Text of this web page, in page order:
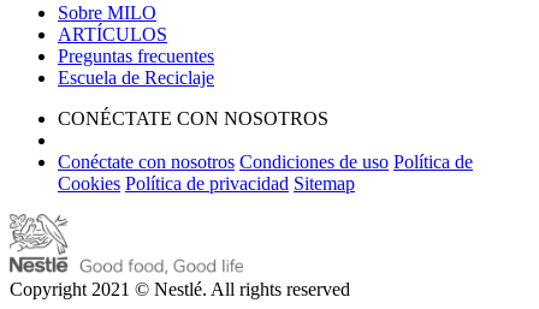
Sobre MILO
ARTÍCULOS
Preguntas frecuentes
Escuela de Reciclaje
CONÉCTATE CON NOSOTROS
Conéctate con nosotros Condiciones de uso Política de
Cookies Política de privacidad Sitemap
Copyright 2021 © Nestlé. All rights reserved